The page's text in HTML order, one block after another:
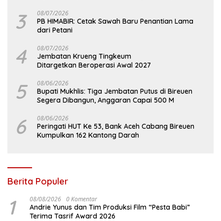
3 08/07/2026
PB HIMABIR: Cetak Sawah Baru Penantian Lama
dari Petani
4 08/07/2026
Jembatan Krueng Tingkeum
Ditargetkan Beroperasi Awal 2027
5 08/06/2026
Bupati Mukhlis: Tiga Jembatan Putus di Bireuen
Segera Dibangun, Anggaran Capai 500 M
6 08/06/2026
Peringati HUT Ke 53, Bank Aceh Cabang Bireuen
Kumpulkan 162 Kantong Darah
Berita Populer
1 08/08/2026 0 Komentar
Andrie Yunus dan Tim Produksi Film “Pesta Babi”
Terima Tasrif Award 2026